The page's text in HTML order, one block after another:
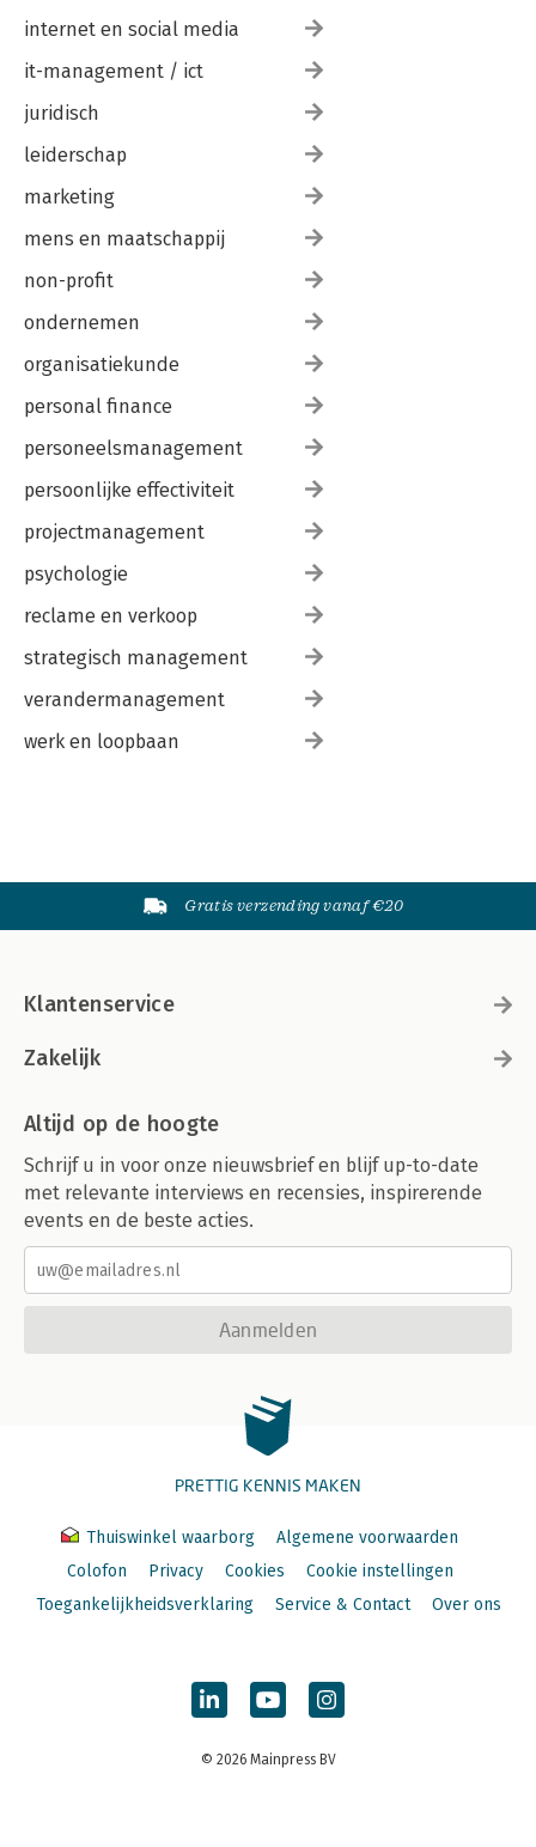
internet en social media
it-management / ict
juridisch
leiderschap
marketing
mens en maatschappij
non-profit
ondernemen
organisatiekunde
personal finance
personeelsmanagement
persoonlijke effectiviteit
projectmanagement
psychologie
reclame en verkoop
strategisch management
verandermanagement
werk en loopbaan
Gratis verzending vanaf €20
Klantenservice
Zakelijk
Altijd op de hoogte
Schrijf u in voor onze nieuwsbrief en blijf up-to-date
met relevante interviews en recensies, inspirerende
events en de beste acties.
Aanmelden
PRETTIG KENNIS MAKEN
Thuiswinkel waarborg
Algemene voorwaarden
Colofon
Privacy Cookies
Cookie instellingen
Toegankelijkheidsverklaring
Service & Contact Over ons
© 2026 Mainpress BV